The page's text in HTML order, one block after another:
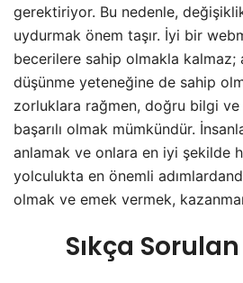
gerektiriyor. Bu nedenle,
uydurmak önem taşır. İyi bir
becerilere sahip olmakla kalmaz;
düşünme yeteneğine de sahip
zorluklara rağmen, doğru bilgi
başarılı olmak mümkündür.
anlamak ve onlara en iyi şekilde
yolculukta en önemli
olmak ve emek vermek,
Sıkça